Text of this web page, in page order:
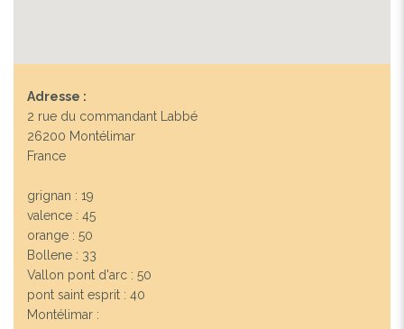
Previous
Adresse :
2 rue du commandant Labbé
26200 Montélimar
France
grignan : 19
valence : 45
orange : 50
Bollene : 33
Vallon pont d'arc : 50
pont saint esprit : 40
Montélimar :